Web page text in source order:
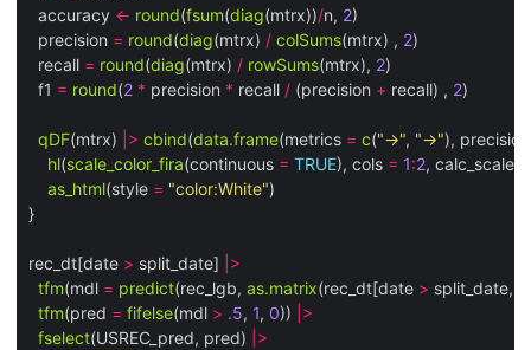
  accuracy
<- round(fsum(diag(mtrx))/n, 2)
  precision
= round(diag(mtrx) / colSums(mtrx) , 2)
  recall
= round(diag(mtrx) / rowSums(mtrx), 2)
  f1
= round(2 * precision * recall / (precision + recall) , 2)
qDF(mtrx) |> cbind(data.frame(metrics = c("->", "->"),
hl(scale_color_fira(continuous = TRUE), cols = 1:2, calc_scale
as_html(style = "color:White")
}
rec_dt[date > split_date]
|>
tfm(mdl = predict(rec_lgb, as.matrix(rec_dt[date > split_date,
tfm(pred = fifelse(mdl > .5, 1, 0))
|>
fselect(USREC_pred, pred)
|>